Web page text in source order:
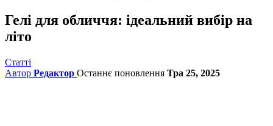
Гелі для обличчя: ідеальний вибір на
літо
Статті
Автор Редактор Останнє поновлення Тра 25, 2025